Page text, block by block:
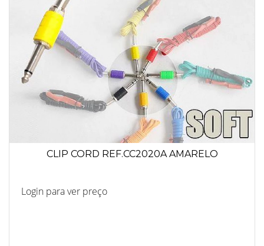
CLIP CORD REF.CC2020A AMARELO
Login para ver preço